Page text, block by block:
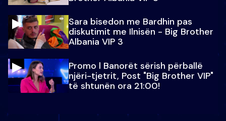
Sara bisedon me Bardhin pas
diskutimit me Ilnisën - Big Brother
Albania VIP 3
Promo l Banorët sërish përballë
njëri-tjetrit, Post "Big Brother VIP"
të shtunën ora 21:00!